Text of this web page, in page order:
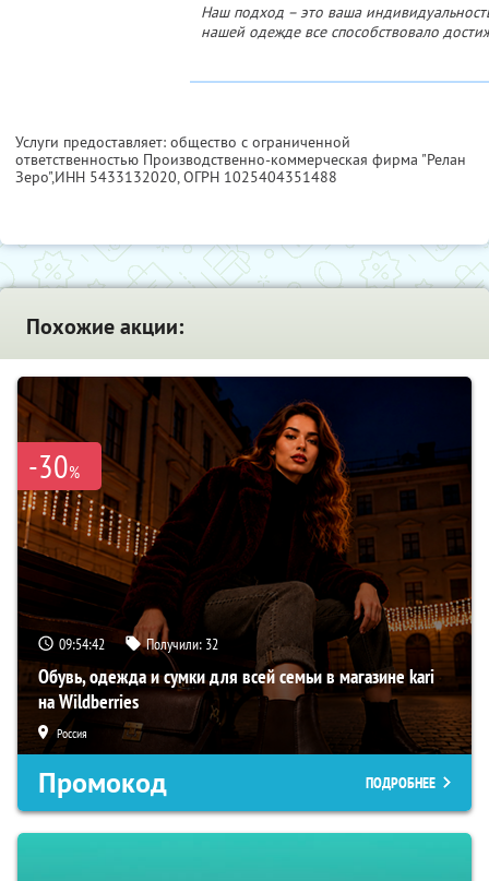
Наш подход – это ваша
нашей одежде все способствовало
Услуги предоставляет: общество с ограниченной
ответственностью Производственно-коммерческая фирма "Релан
Зеро",ИНН 5433132020, ОГРН 1025404351488
Похожие акции:
-30%
09:54:40 Получили: 32
Обувь, одежда и сумки для всей семьи в магазине kari
на Wildberries
Россия
Промокод ПОДРОБНЕЕ